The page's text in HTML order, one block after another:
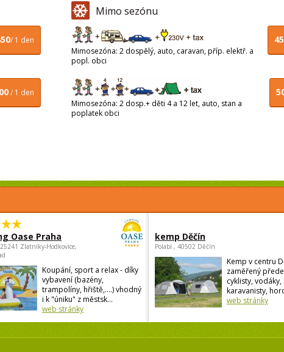
/ 1 den
/ 1 den
Mimo sezónu
Mimosezóna: 2 dospělý, auto, caravan, příp. elektř. a
popl. obci
Mimosezóna: 2 dosp.+ děti 4 a 12 let, auto, stan a
poplatek obci
Oase Praha
Zlatníky-Hodkovice,
Koupání, sport a relax - díky
vybavení (bazény,
trampolíny, hřiště,....) vhodný
i k "úniku" z městsk...
web stránky
kemp Děčín
Polabí , 40502 Děčín
Kemp v centru
zaměřený
cyklisty,
karavanisty,
web stránky